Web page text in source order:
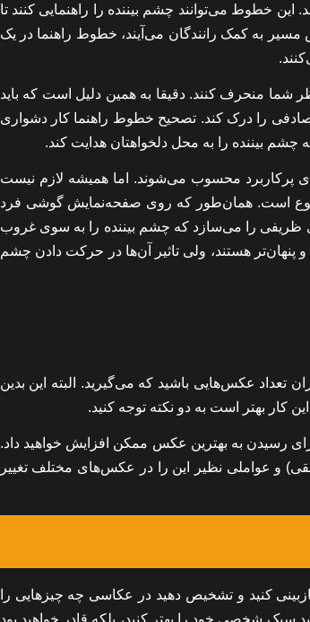
خطوط می‌توانند چشم بیننده را راهنمایی کنند تا
به کمک رانندگان می‌آیند، خطوط راهنما در یک
شما منحرف کنند. دقیقا به همین دلیل است که باید
را درک کند. تصحیح خطوط راهنما کار دشواری
بیننده را به محل دلخواهتان هدایت کند.
پرکاربرد محسوب می‌شوند. اما همیشه لازم نیست
است. همان‌طور که روی صفحه‌نمایش گوشی فرد
ظریفی را می‌سازد که چشم بیننده را به سوی غروب
هستند، ولی تاثیر آن‌ها در حرکت دادن چشم
تعداد عکس‌هایی باشید که می‌گیرید. البته این بدین
بهتر است به دو نکته توجه کنید.
رسیدن به بهترین عکس ممکن افزایش خواهید داد.
و عواملی نظیر این را در عکس‌های مختلف تغییر
کنید و تشخیص دهید در عکاسی چه چیزهایی را
سبک شخصی خود را بهتر کنید، بلکه قادر خواهید بود